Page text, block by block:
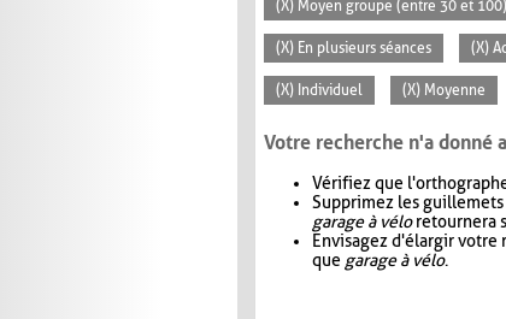
(X) Moyen groupe (entre 30 et 100)
(X) En plusieurs séances (X)
(X) Individuel (X) Moyenne
Votre recherche n'a donné
Vérifiez que
Supprimez les
garage à véloretournera
Envisagez d'élargir votre
que garage à vélo.